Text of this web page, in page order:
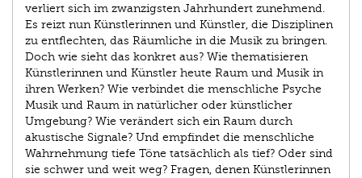
verliert sich im zwanzigsten Jahrhundert zunehmend.
Es reizt nun Künstlerinnen und Künstler, die Disziplinen
zu entflechten, das Räumliche in die Musik zu bringen.
Doch wie sieht das konkret aus? Wie thematisieren
Künstlerinnen und Künstler heute Raum und Musik in
ihren Werken? Wie verbindet die menschliche Psyche
Musik und Raum in natürlicher oder künstlicher
Umgebung? Wie verändert sich ein Raum durch
akustische Signale? Und empfindet die menschliche
Wahrnehmung tiefe Töne tatsächlich als tief? Oder sind
sie schwer und weit weg? Fragen, denen Künstlerinnen